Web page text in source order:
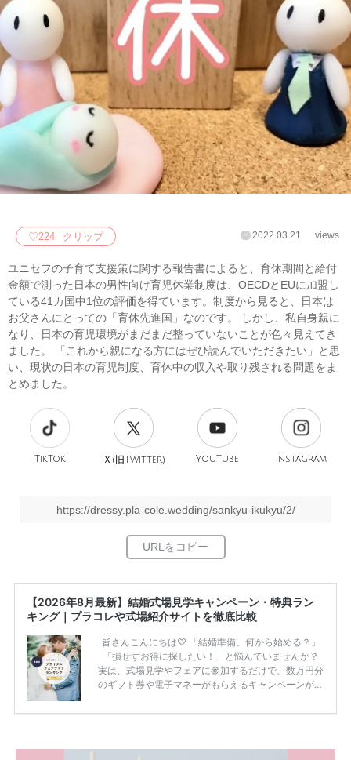
♡224 クリップ 2022.03.21 views
ユニセフの子育て支援策に関する報告書によると、育休期間と給付
金額で測った日本の男性向け育児休業制度は、OECDとEUに加盟し
ている41カ国中1位の評価を得ています。制度から見ると、日本は
お父さんにとっての「育休先進国」なのです。 しかし、私自身親に
なり、日本の育児環境がまだまだ整っていないことが色々見えてき
ました。 「これから親になる方にはぜひ読んでいただきたい」と思
い、現状の日本の育児制度、育休中の収入や取り残される問題をま
とめました。
TikTok Ｘ(旧Twitter) YouTube Instagram
https://dressy.pla-cole.wedding/sankyu-ikukyu/2/
【2026年8月最新】結婚式場見学キャンペーン・特典ラン
キング｜プラコレや式場紹介サイトを徹底比較
皆さんこんにちは♡ 「結婚準備、何から始める？」
「損せずお得に探したい！」と悩んでいませんか？
実は、式場見学やフェアに参加するだけで、数万円分
のギフト券や電子マネーがもらえるキャンペーンがあ
ため、比較せずに選ぶと損をしてしまうことも……。